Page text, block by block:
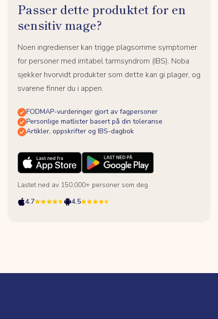
Passer dette produktet for en
sensitiv mage?
Noen ingredienser kan trigge plagsomme symptomer
for personer med irritabel tarmsyndrom (IBS). Noba
sjekker hvorvidt produkter som dette kan gi plager, og
svarene finner du i appen.
FODMAP-vurderinger gjort av fagpersoner
Personlige matlister basert på din toleranse
Artikler, oppskrifter og IBS-dagbok
Lastet ned av 150,000+ personer som deg
4.7
4.5